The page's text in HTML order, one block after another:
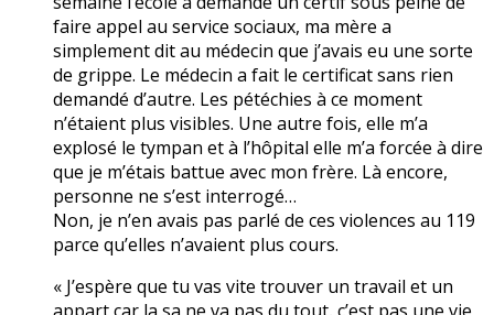
faire appel au service sociaux, ma mère a
simplement dit au médecin que j’avais eu une sorte
de grippe. Le médecin a fait le certificat sans rien
demandé d’autre. Les pétéchies à ce moment
n’étaient plus visibles. Une autre fois, elle m’a
explosé le tympan et à l’hôpital elle m’a forcée à dire
que je m’étais battue avec mon frère. Là encore,
personne ne s’est interrogé…
Non, je n’en avais pas parlé de ces violences au 119
parce qu’elles n’avaient plus cours.
« J’espère que tu vas vite trouver un travail et un